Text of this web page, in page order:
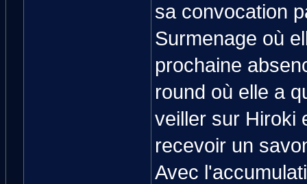
sa convocation
Surmenage où
prochaine
round où elle a
veiller sur Hiroki
recevoir un
Avec